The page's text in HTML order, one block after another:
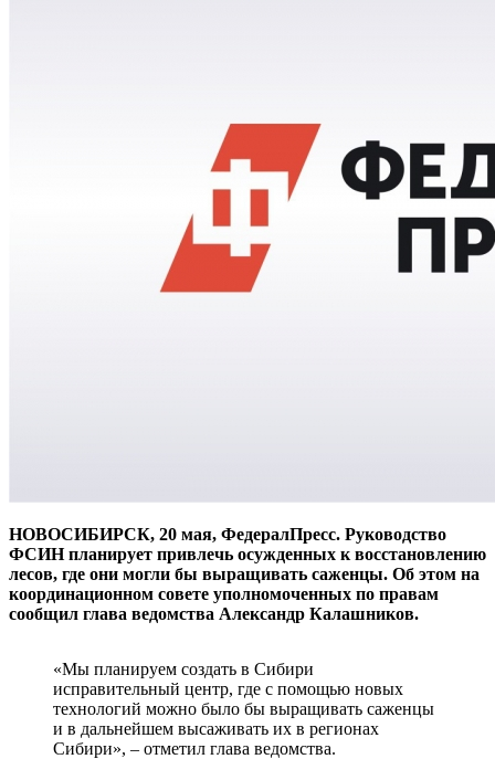
НОВОСИБИРСК, 20 мая, ФедералПресс. Руководство
ФСИН планирует привлечь осужденных к восстановлению
лесов, где они могли бы выращивать саженцы. Об этом на
координационном совете уполномоченных по правам
сообщил глава ведомства Александр Калашников.
«Мы планируем создать в Сибири
исправительный центр, где с помощью новых
технологий можно было бы выращивать саженцы
и в дальнейшем высаживать их в регионах
Сибири», – отметил глава ведомства.